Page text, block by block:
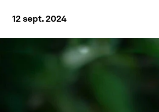
12 sept. 2024